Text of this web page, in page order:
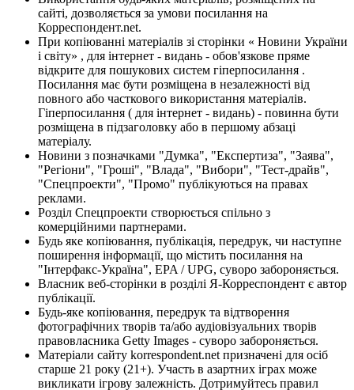
сайті, дозволяється за умови посилання на
Корреспондент.net.
При копіюванні матеріалів зі сторінки « Новини України
і світу» , для інтернет - видань - обов'язкове пряме
відкрите для пошукових систем гіперпосилання .
Посилання має бути розміщена в незалежності від
повного або часткового використання матеріалів.
Гіперпосилання ( для інтернет - видань) - повинна бути
розміщена в підзаголовку або в першому абзаці
матеріалу.
Новини з позначками "Думка", "Експертиза", "Заява",
"Регіони", "Гроші", "Влада", "Вибори", "Тест-драйв",
"Спецпроекти", "Промо" публікуються на правах
реклами.
Розділ Спецпроекти створюється спільно з
комерційними партнерами.
Будь яке копіювання, публікація, передрук, чи наступне
поширення інформації, що містить посилання на
"Інтерфакс-Україна", EPA / UPG, суворо забороняється.
Власник веб-сторінки в розділі Я-Корреспондент є автор
публікації.
Будь-яке копіювання, передрук та відтворення
фотографічних творів та/або аудіовізуальних творів
правовласника Getty Images - суворо забороняється.
Матеріали сайту korrespondent.net призначені для осіб
старше 21 року (21+). Участь в азартних іграх може
викликати ігрову залежність. Дотримуйтесь правил